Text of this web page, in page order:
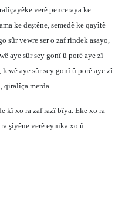
verê penceraya ke
ke deştêne, semedê ke qayîtê
sûr vewre ser o zaf rindek asayo,
aye sûr sey gonî û porê aye zî
aye sûr sey gonî û porê aye zî
qiralîça merda.
kî xo ra zaf razî bîya. Eke xo ra
şîyêne verê eynika xo û